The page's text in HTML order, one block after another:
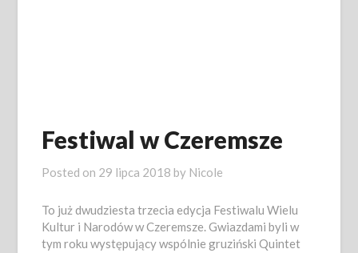
Festiwal w Czeremsze
Posted on 29 lipca 2018 by Nicole
To już dwudziesta trzecia edycja Festiwalu Wielu
Kultur i Narodów w Czeremsze. Gwiazdami byli w
tym roku występujący wspólnie gruziński Quintet